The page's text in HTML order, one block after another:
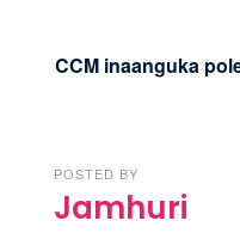
CCM inaanguka
POSTED BY
Jamhuri